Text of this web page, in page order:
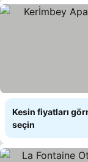
Kesin fiyatları
seçin